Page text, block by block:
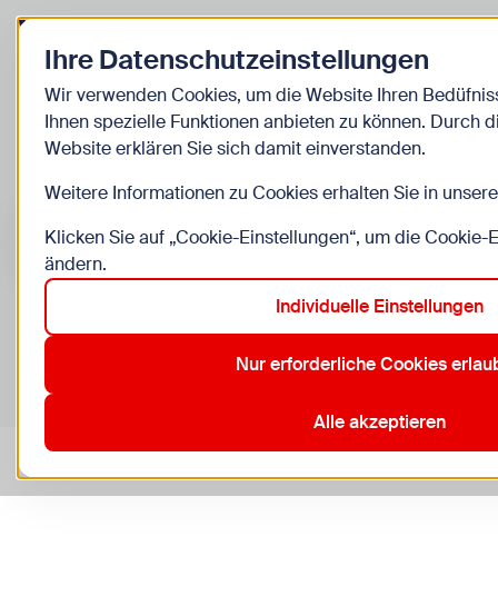
Zurück zur Startseite
Kinder
Veranstaltungen in Wien im Bereich “Kinder”
Aktive Filter:
12. Meidling
Ihre Datenschutzeinstellungen
Wir verwenden Cookies, um die Website Ihren
Ihnen spezielle Funktionen anbieten zu können. Durch
Website erklären Sie sich damit einverstanden.
Weitere Informationen zu Cookies erhalten Sie in
Klicken Sie auf „Cookie-Einstellungen“, um die
ändern.
Individuelle Einstellungen
Nur erforderliche Cookies
Alle akzeptieren